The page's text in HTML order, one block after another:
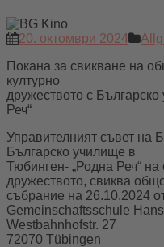
20. октомври 2024
Покана за свикване на
културно
дружеството с
Реч“
Управителният съвет на
Българско училище в
Тюбинген- „Родна Реч“
дружеството, свиква
събрание на 26.10.2024
Gemeinschaftsschule
Westbahnhofstr. 27
72070 Tübingen